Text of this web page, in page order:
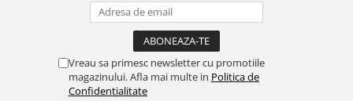
Vreau sa primesc newsletter cu promotiile
magazinului. Afla mai multe in Politica de
Confidentialitate